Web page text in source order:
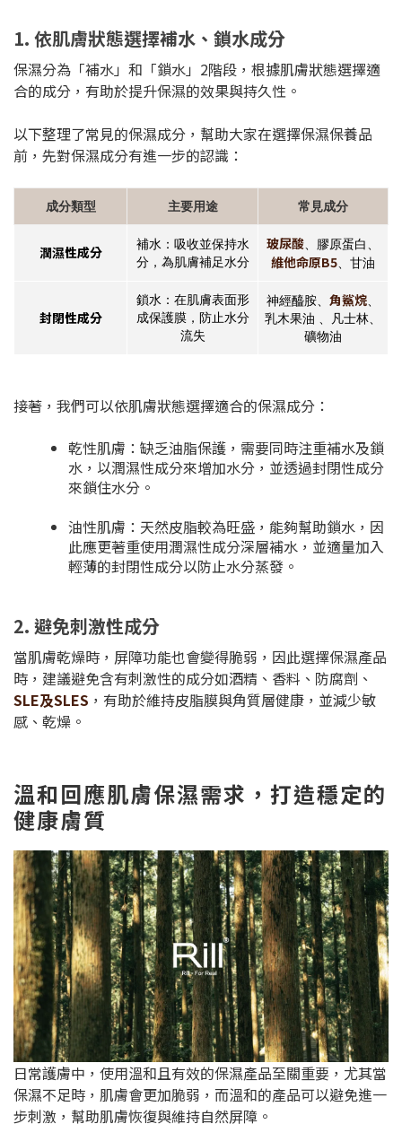
1. 依肌膚狀態選擇補水、鎖水成分
保濕分為「補水」和「鎖水」2階段，根據肌膚狀態選擇適
合的成分，有助於提升保濕的效果與持久性。
以下整理了常見的保濕成分，幫助大家在選擇保濕保養品
前，先對保濕成分有進一步的認識：
成分類型 主要用途 常見成分
潤濕性成分
補水：吸收並保持水
分，為肌膚補足水分
玻尿酸、膠原蛋白、
維他命原B5、甘油
封閉性成分
鎖水：在肌膚表面形
成保護膜，防止水分
流失
神經醯胺、 角鯊烷、
乳木果油 、凡士林、
礦物油
接著，我們可以依肌膚狀態選擇適合的保濕成分：
乾性肌膚：缺乏油脂保護，需要同時注重補水及鎖
水，以潤濕性成分來增加水分，並透過封閉性成分
來鎖住水分。
油性肌膚：天然皮脂較為旺盛，能夠幫助鎖水，因
此應更著重使用潤濕性成分深層補水，並適量加入
輕薄的封閉性成分以防止水分蒸發。
2. 避免刺激性成分
當肌膚乾燥時，屏障功能也會變得脆弱，因此選擇保濕產品
時，建議避免含有刺激性的成分如酒精、香料、防腐劑、
SLE及SLES ，有助於維持皮脂膜與角質層健康，並減少敏
感、乾燥。
溫和回應肌膚保濕需求，打造穩定的
健康膚質
日常護膚中，使用溫和且有效的保濕產品至關重要，尤其當
保濕不足時，肌膚會更加脆弱，而溫和的產品可以避免進一
步刺激，幫助肌膚恢復與維持自然屏障。